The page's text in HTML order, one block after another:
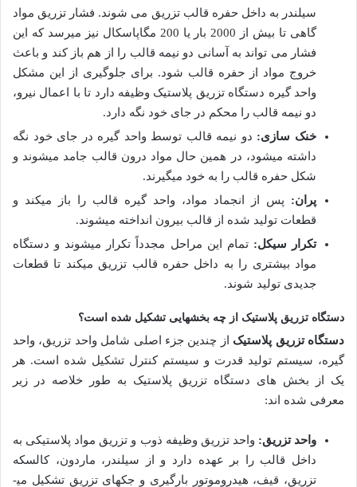
سیلندر به داخل حفره قالب تزریق می شوند. فشار تزریق مواد
گاهی تا بیش از 2000 بار یا 200 مگاپاسکال نیز می­رسد که این
فشار می تواند به آسانی دو نیمه قالب را از هم باز کند و باعث
خروج مواد از حفره قالب شود. برای جلوگیری از این مشکل
واحد گیره دستگاه تزریق پلاستیک وظیفه دارد تا با اعمال نیرو،
دو نیمه قالب را محکم در جای خود نگه دارد.
خنک سازی: دو نیمه قالب توسط واحد گیره در جای خود نگه
داشته می­شود، در همین حال مواد درون قالب جامد می­شوند و
شکل حفره قالب را به خود می­گیرند.
پران: پس از انجماد مواد، واحد گیره قالب را باز می­کند و
قطعات تولید شده از قالب بیرون انداخته می­شوند.
تکرار سیکل: تمام این مراحل مجدداً تکرار می­شوند و دستگاه
مواد بیشتری را به داخل حفره قالب تزریق می­کند تا قطعات
جدیدی تولید شوند.
دستگاه تزریق پلاستیک از چه بخش­هایی تشکیل شده است؟
دستگاه تزریق پلاستیک از چندین جزء اصلی شامل واحد تزریق، واحد
گیره، سیستم تولید قدرت و سیستم کنترل تشکیل شده است. هر
یک از بخش های دستگاه تزریق پلاستیک به طور خلاصه در زیر
معرفی شده اند:
واحد تزریق: واحد تزریق وظیفه ذوب و تزریق مواد پلاستیکی به
داخل قالب را بر عهده دارد و از سیلندر، ماردون، کالسکه
تزریق، قیف، هیدروموتور بارگیری و جک­های تزریق تشکیل می­